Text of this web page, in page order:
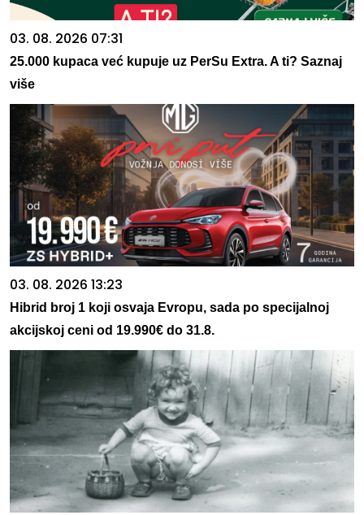
03. 08. 2026 07:31
25.000 kupaca već kupuje uz PerSu Extra. A ti? Saznaj
više
03. 08. 2026 13:23
Hibrid broj 1 koji osvaja Evropu, sada po specijalnoj
akcijskoj ceni od 19.990€ do 31.8.